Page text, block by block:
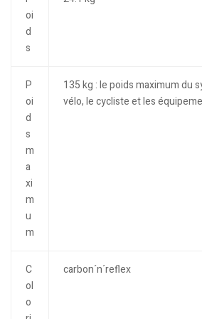
oi
d
s
P
oi
d
s
m
a
xi
m
u
m
135 kg : le poids maximum du
vélo, le cycliste et les
C
ol
o
carbon´n´reflex